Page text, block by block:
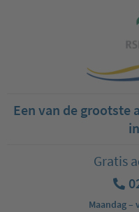
Een van de grootste
Gratis
Maandag –